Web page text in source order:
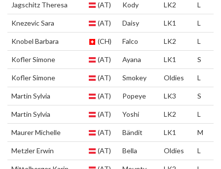
Jagschitz Theresa (AT) Kody LK2 L
Knezevic Sara (AT) Daisy LK1 L
Knobel Barbara (CH) Falco LK2 L
Kofler Simone (AT) Ayana LK1 S
Kofler Simone (AT) Smokey Oldies L
Martin Sylvia (AT) Popeye LK3 S
Martin Sylvia (AT) Yoshi LK2 L
Maurer Michelle (AT) Bändit LK1 M
Metzler Erwin (AT) Bella Oldies L